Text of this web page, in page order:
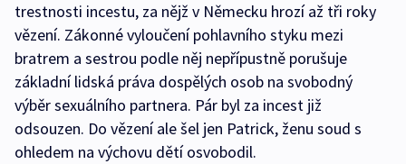
trestnosti incestu, za nějž v Německu hrozí až tři roky
vězení. Zákonné vyloučení pohlavního styku mezi
bratrem a sestrou podle něj nepřípustně porušuje
základní lidská práva dospělých osob na svobodný
výběr sexuálního partnera. Pár byl za incest již
odsouzen. Do vězení ale šel jen Patrick, ženu soud s
ohledem na výchovu dětí osvobodil.